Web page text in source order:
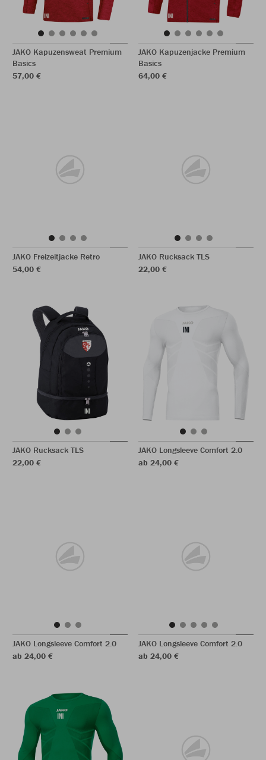
JAKO Kapuzensweat Premium
Basics
57,00 €
JAKO Kapuzenjacke Premium
Basics
64,00 €
JAKO Freizeitjacke Retro
54,00 €
JAKO Rucksack TLS
22,00 €
JAKO Rucksack TLS
22,00 €
JAKO Longsleeve Comfort 2.0
ab 24,00 €
JAKO Longsleeve Comfort 2.0
ab 24,00 €
JAKO Longsleeve Comfort 2.0
ab 24,00 €